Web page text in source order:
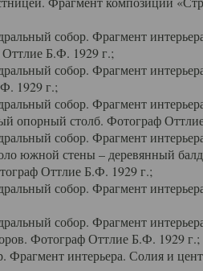
собор. Фрагмент
Оттлие Б.Ф. 1929 г.;
собор. Фрагмент
1929 г.;
собор. Фрагмент
опорный столб. Фотограф
собор. Фрагмент
южной стены – деревянный
Оттлие Б.Ф. 1929 г.;
собор. Фрагмент
собор. Фрагмент
Фотограф Оттлие Б.Ф. 1929 г.;
интерьера. Солия и